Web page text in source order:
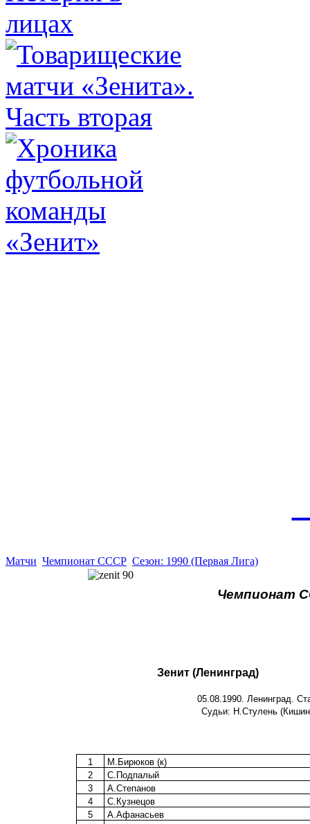
Матчи Чемпионат СССР Сезон: 1990 (Первая Лига)
Чемпионат
Зенит (Ленинград)
05.08.1990. Ленинград.
Судьи: Н.Стулень
1
М.Бирюков (к)
2
С.Подпалый
3
А.Степанов
4
С.Кузнецов
5
А.Афанасьев